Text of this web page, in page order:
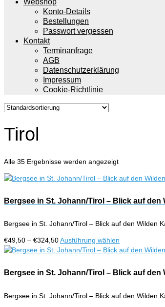
Webshop
Konto-Details
Bestellungen
Passwort vergessen
Kontakt
Terminanfrage
AGB
Datenschutzerklärung
Impressum
Cookie-Richtlinie
Tirol
Alle 35 Ergebnisse werden angezeigt
Bergsee in St. Johann/Tirol – Blick auf den
Bergsee in St. Johann/Tirol – Blick auf den Wilden
€49,50 – €324,50Preisspanne:
€49,50
€324,50
Ausführung wählen
Produkt
mehrere
Varianten
Die
Bergsee in St. Johann/Tirol – Blick auf den
Bergsee in St. Johann/Tirol – Blick auf den Wilden